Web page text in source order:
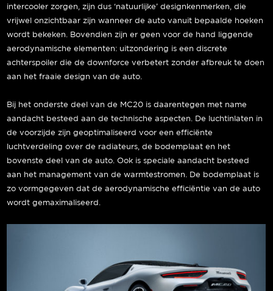
intercooler zorgen, zijn dus ‘natuurlijke’ designkenmerken, die
vrijwel onzichtbaar zijn wanneer de auto vanuit bepaalde hoeken
wordt bekeken. Bovendien zijn er geen voor de hand liggende
aerodynamische elementen: uitzondering is een discrete
achterspoiler die de downforce verbetert zonder afbreuk te doen
aan het fraaie design van de auto.
Bij het onderste deel van de MC20 is daarentegen met name
aandacht besteed aan de technische aspecten. De luchtinlaten in
de voorzijde zijn geoptimaliseerd voor een efficiënte
luchtverdeling over de radiateurs, de bodemplaat en het
bovenste deel van de auto. Ook is speciale aandacht besteed
aan het management van de warmtestromen. De bodemplaat is
zo vormgegeven dat de aerodynamische efficiëntie van de auto
wordt gemaximaliseerd.